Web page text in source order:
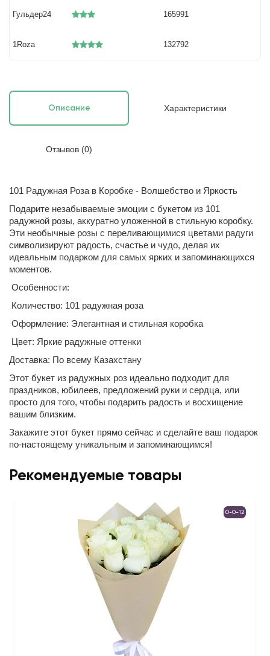
Гульдер24 165991
1Roza 132792
Описание Характеристики
Отзывов (0)
101 Радужная Роза в Коробке - Волшебство и Яркость
Подарите незабываемые эмоции с букетом из 101
радужной розы, аккуратно уложенной в стильную коробку.
Эти необычные розы с переливающимися цветами радуги
символизируют радость, счастье и чудо, делая их
идеальным подарком для самых ярких и запоминающихся
моментов.
Особенности:
Количество: 101 радужная роза
Оформление: Элегантная и стильная коробка
Цвет: Яркие радужные оттенки
Доставка: По всему Казахстану
Этот букет из радужных роз идеально подходит для
праздников, юбилеев, предложений руки и сердца, или
просто для того, чтобы подарить радость и восхищение
вашим близким.
Закажите этот букет прямо сейчас и сделайте ваш подарок
по-настоящему уникальным и запоминающимся!
Рекомендуемые товары
0-0-12